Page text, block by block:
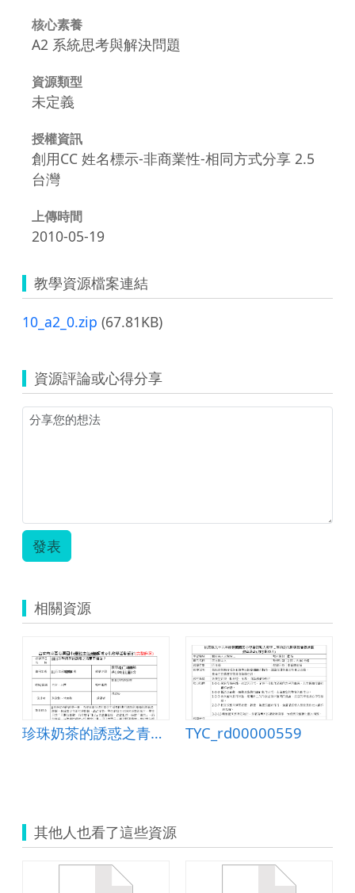
核心素養
A2 系統思考與解決問題
資源類型
未定義
授權資訊
創用CC 姓名標示-非商業性-相同方式分享 2.5
台灣
上傳時間
2010-05-19
教學資源檔案連結
10_a2_0.zip (67.81KB)
資源評論或心得分享
發表
相關資源
珍珠奶茶的誘惑之青春不留白 TYC_rd00000559
其他人也看了這些資源